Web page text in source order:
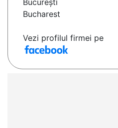
Bucureşti
Bucharest
Vezi profilul firmei pe